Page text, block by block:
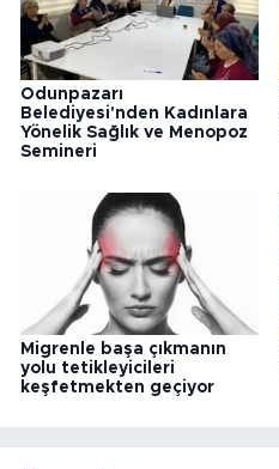
Odunpazarı
Belediyesi'nden Kadınlara
Yönelik Sağlık ve Menopoz
Semineri
Migrenle başa çıkmanın
yolu tetikleyicileri
keşfetmekten geçiyor